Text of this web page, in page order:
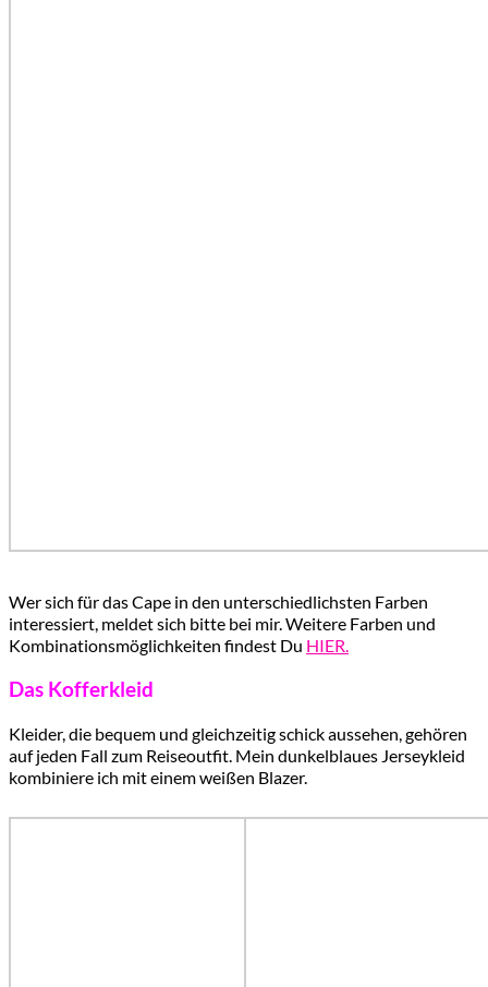
Wer sich für das Cape in den unterschiedlichsten Farben
interessiert, meldet sich bitte bei mir. Weitere Farben und
Kombinationsmöglichkeiten findest Du HIER.
Das Kofferkleid
Kleider, die bequem und gleichzeitig schick aussehen, gehören
auf jeden Fall zum Reiseoutfit. Mein dunkelblaues Jerseykleid
kombiniere ich mit einem weißen Blazer.